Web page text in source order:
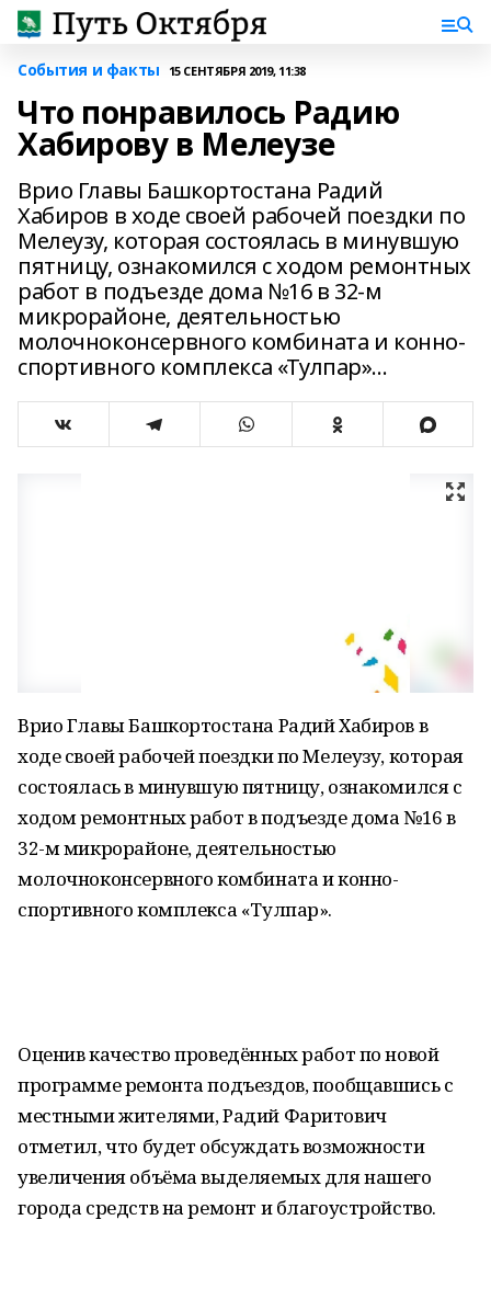
События и факты 15 СЕНТЯБРЯ 2019, 11:38
Что понравилось Радию
Хабирову в Мелеузе
Врио Главы Башкортостана Радий
Хабиров в ходе своей рабочей поездки по
Мелеузу, которая состоялась в минувшую
пятницу, ознакомился с ходом ремонтных
работ в подъезде дома №16 в 32-м
микрорайоне, деятельностью
молочноконсервного комбината и конно-
спортивного комплекса «Тулпар»...
Врио Главы Башкортостана Радий Хабиров в
ходе своей рабочей поездки по Мелеузу, которая
состоялась в минувшую пятницу, ознакомился с
ходом ремонтных работ в подъезде дома №16 в
32-м микрорайоне, деятельностью
молочноконсервного комбината и конно-
спортивного комплекса «Тулпар».
Оценив качество проведённых работ по новой
программе ремонта подъездов, пообщавшись с
местными жителями, Радий Фаритович
отметил, что будет обсуждать возможности
увеличения объёма выделяемых для нашего
города средств на ремонт и благоустройство.